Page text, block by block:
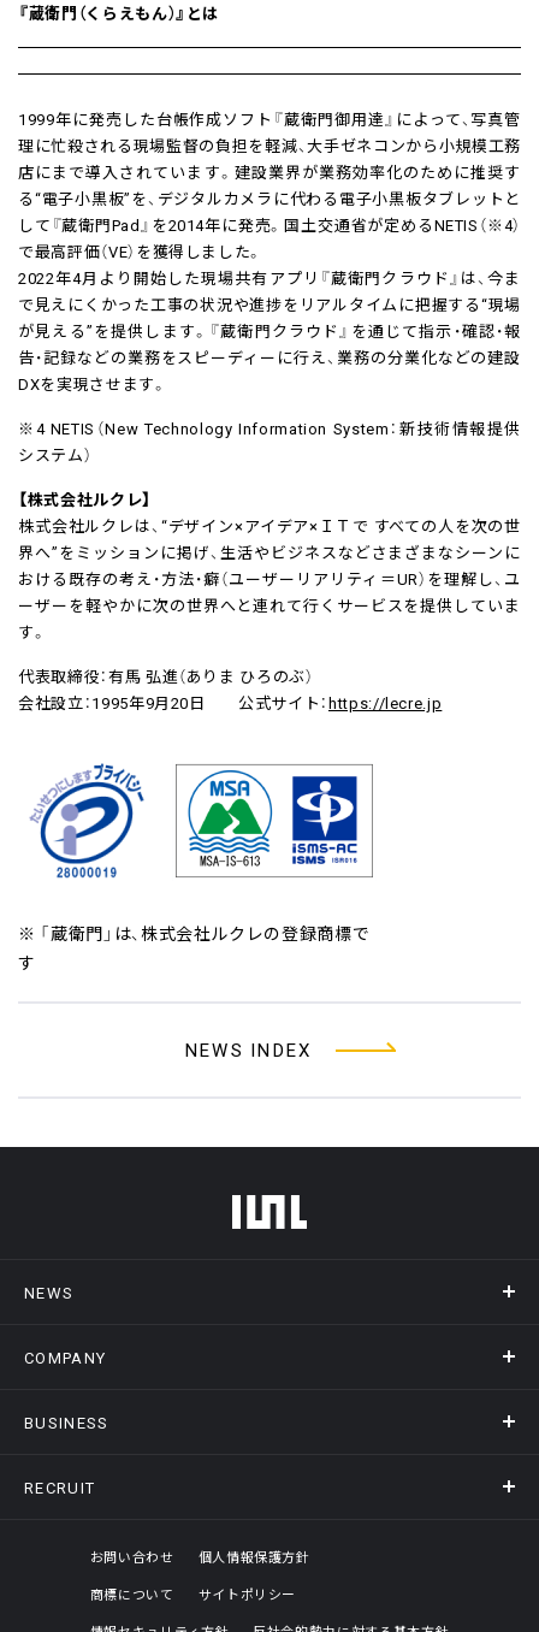
『蔵衛門（くらえもん）』とは
1999年に発売した台帳作成ソフト『蔵衛門御用達』によって、写真管
理に忙殺される現場監督の負担を軽減、大手ゼネコンから小規模工務
店にまで導入されています。建設業界が業務効率化のために推奨す
る“電子小黒板”を、デジタルカメラに代わる電子小黒板タブレットと
して『蔵衛門Pad』を2014年に発売。国土交通省が定めるNETIS（※4）
で最高評価（VE）を獲得しました。
2022年4月より開始した現場共有アプリ『蔵衛門クラウド』は、今ま
で見えにくかった工事の状況や進捗をリアルタイムに把握する“現場
が見える”を提供します。『蔵衛門クラウド』を通じて指示・確認・報
告・記録などの業務をスピーディーに行え、業務の分業化などの建設
DXを実現させます。
※4 NETIS（New Technology Information System：新技術情報提供
システム）
【株式会社ルクレ】
株式会社ルクレは、“デザイン×アイデア×ＩＴで すべての人を次の世
界へ”をミッションに掲げ、生活やビジネスなどさまざまなシーンに
おける既存の考え・方法・癖（ユーザーリアリティ＝UR）を理解し、ユ
ーザーを軽やかに次の世界へと連れて行くサービスを提供していま
す。
代表取締役：有馬 弘進（ありま ひろのぶ）
会社設立：1995年9月20日 公式サイト：https://lecre.jp
※ 「蔵衛門」は、株式会社ルクレの登録商標で
す
NEWS INDEX
フッターメニュー
NEWS
ニュース
COMPANY
会社概要
オフィスギャラリー
BUSINESS
事業情報トップ
RECRUIT
採用情報トップ
評価制度
お問い合わせ
個人情報保護方針
商標について
サイトポリシー